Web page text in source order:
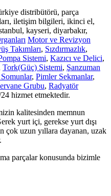
distribütörü, parça
iletişim bilgileri, ikinci el,
kayseri, diyarbakır,
Motor ve Revizyon
Takımları, Sızdırmazlık,
Sistemi, Kazıcı ve Delici,
Tork(Güç) Sistemi, Şanzuman
, Pimler Sekmanlar,
Grubu, Radyatör
hizmet etmektedir.
kalitesinden memnun
yurt içi, gerekse yurt dışı
çok uzun yıllara dayanan, uzak
parçalar konusunda bizimle